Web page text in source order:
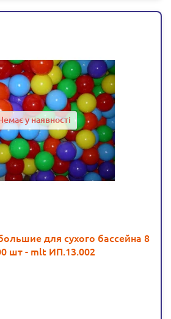
у наявності
для сухого бассейна 8
шт - mlt ИП.13.002